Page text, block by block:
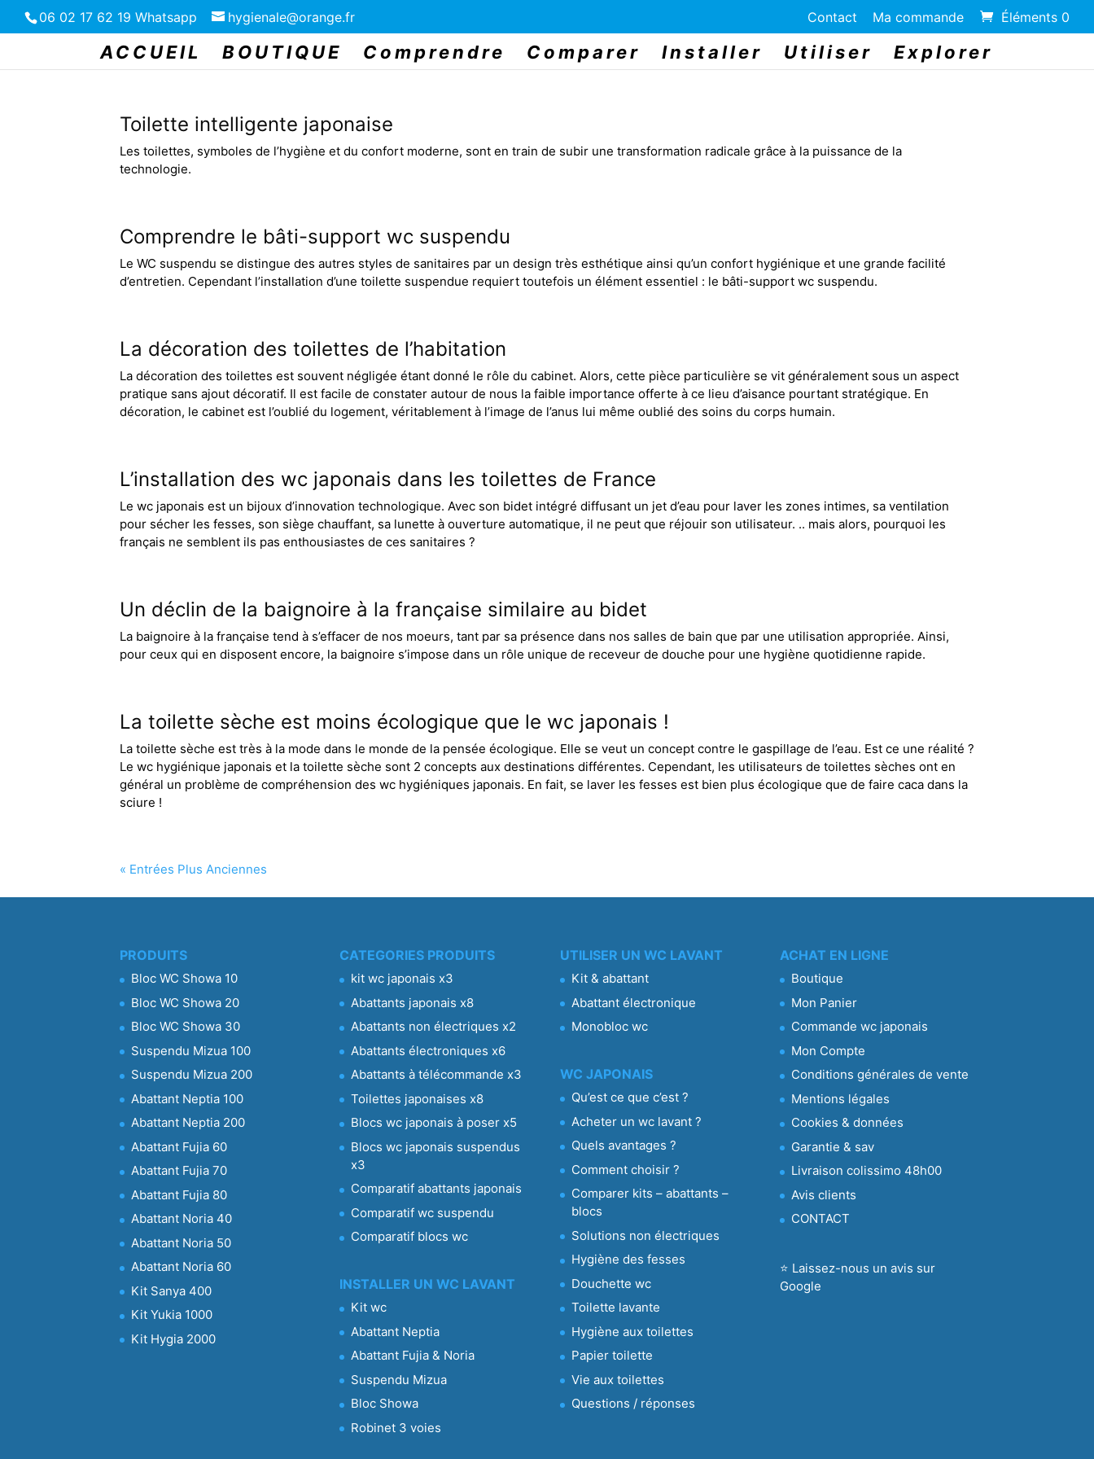
06 02 17 62 19 Whatsapp hygienale@orange.fr Contact Ma commande Éléments 0
ACCUEIL BOUTIQUE Comprendre Comparer Installer Utiliser Explorer
Toilette intelligente japonaise
Les toilettes, symboles de l’hygiène et du confort moderne, sont en train de subir une transformation radicale grâce à la puissance de la
technologie.
Comprendre le bâti-support wc suspendu
Le WC suspendu se distingue des autres styles de sanitaires par un design très esthétique ainsi qu’un confort hygiénique et une grande facilité
d’entretien. Cependant l’installation d’une toilette suspendue requiert toutefois un élément essentiel : le bâti-support wc suspendu.
La décoration des toilettes de l’habitation
La décoration des toilettes est souvent négligée étant donné le rôle du cabinet. Alors, cette pièce particulière se vit généralement sous un aspect
pratique sans ajout décoratif. Il est facile de constater autour de nous la faible importance offerte à ce lieu d’aisance pourtant stratégique. En
décoration, le cabinet est l’oublié du logement, véritablement à l’image de l’anus lui même oublié des soins du corps humain.
L’installation des wc japonais dans les toilettes de France
Le wc japonais est un bijoux d’innovation technologique. Avec son bidet intégré diffusant un jet d’eau pour laver les zones intimes, sa ventilation
pour sécher les fesses, son siège chauffant, sa lunette à ouverture automatique, il ne peut que réjouir son utilisateur. .. mais alors, pourquoi les
français ne semblent ils pas enthousiastes de ces sanitaires ?
Un déclin de la baignoire à la française similaire au bidet
La baignoire à la française tend à s’effacer de nos moeurs, tant par sa présence dans nos salles de bain que par une utilisation appropriée. Ainsi,
pour ceux qui en disposent encore, la baignoire s’impose dans un rôle unique de receveur de douche pour une hygiène quotidienne rapide.
La toilette sèche est moins écologique que le wc japonais !
La toilette sèche est très à la mode dans le monde de la pensée écologique. Elle se veut un concept contre le gaspillage de l’eau. Est ce une réalité ?
Le wc hygiénique japonais et la toilette sèche sont 2 concepts aux destinations différentes. Cependant, les utilisateurs de toilettes sèches ont en
général un problème de compréhension des wc hygiéniques japonais. En fait, se laver les fesses est bien plus écologique que de faire caca dans la
sciure !
« Entrées Plus Anciennes
PRODUITS
Bloc WC Showa 10
Bloc WC Showa 20
Bloc WC Showa 30
Suspendu Mizua 100
Suspendu Mizua 200
Abattant Neptia 100
Abattant Neptia 200
Abattant Fujia 60
Abattant Fujia 70
Abattant Fujia 80
Abattant Noria 40
Abattant Noria 50
Abattant Noria 60
Kit Sanya 400
Kit Yukia 1000
Kit Hygia 2000
CATEGORIES PRODUITS
kit wc japonais x3
Abattants japonais x8
Abattants non électriques x2
Abattants électroniques x6
Abattants à télécommande x3
Toilettes japonaises x8
Blocs wc japonais à poser x5
Blocs wc japonais suspendus
x3
Comparatif abattants japonais
Comparatif wc suspendu
Comparatif blocs wc
INSTALLER UN WC LAVANT
Kit wc
Abattant Neptia
Abattant Fujia & Noria
Suspendu Mizua
Bloc Showa
Robinet 3 voies
UTILISER UN WC LAVANT
Kit & abattant
Abattant électronique
Monobloc wc
WC JAPONAIS
Qu’est ce que c’est ?
Acheter un wc lavant ?
Quels avantages ?
Comment choisir ?
Comparer kits – abattants –
blocs
Solutions non électriques
Hygiène des fesses
Douchette wc
Toilette lavante
Hygiène aux toilettes
Papier toilette
Vie aux toilettes
Questions / réponses
ACHAT EN LIGNE
Boutique
Mon Panier
Commande wc japonais
Mon Compte
Conditions générales de vente
Mentions légales
Cookies & données
Garantie & sav
Livraison colissimo 48h00
Avis clients
CONTACT
⭐ Laissez-nous un avis sur
Google